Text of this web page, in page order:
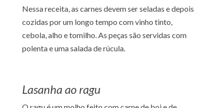
Nessa receita, as carnes devem ser seladas e depois
cozidas por um longo tempo com vinho tinto,
cebola, alho e tomilho. As peças são servidas com
polenta e uma salada de rúcula.
Lasanha ao ragu